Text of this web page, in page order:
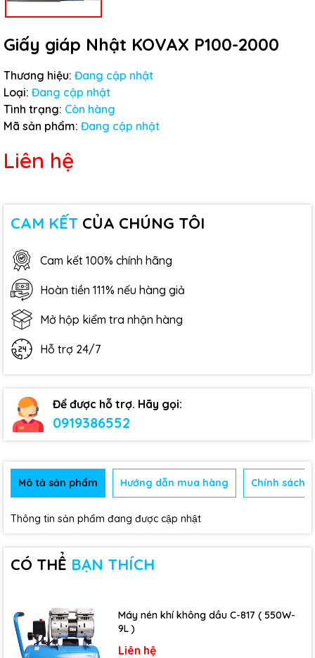
Giấy giáp Nhật KOVAX P100-2000
Thương hiệu: Đang cập nhật
Loại: Đang cập nhật
Tình trạng: Còn hàng
Mã sản phẩm: Đang cập nhật
Liên hệ
CAM KẾT CỦA CHÚNG TÔI
Cam kết 100% chính hãng
Hoàn tiền 111% nếu hàng giả
Mở hộp kiểm tra nhận hàng
Hỗ trợ 24/7
Để được hỗ trợ. Hãy gọi:
0919386552
Mô tả sản phẩm Hướng dẫn mua hàng Chính sách
Thông tin sản phẩm đang được cập nhật
CÓ THỂ BẠN THÍCH
Máy nén khí không dầu C-817 ( 550W-
9L )
Liên hệ